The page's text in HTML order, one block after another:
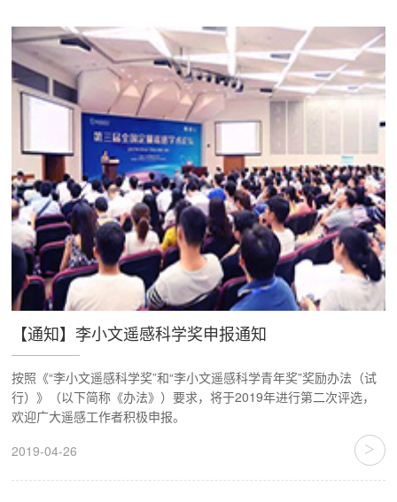
【通知】李小文遥感科学奖申报通知
按照《“李小文遥感科学奖”和“李小文遥感科学青年奖”奖励办法（试
行）》（以下简称《办法》）要求，将于2019年进行第二次评选，
欢迎广大遥感工作者积极申报。
2019-04-26
>